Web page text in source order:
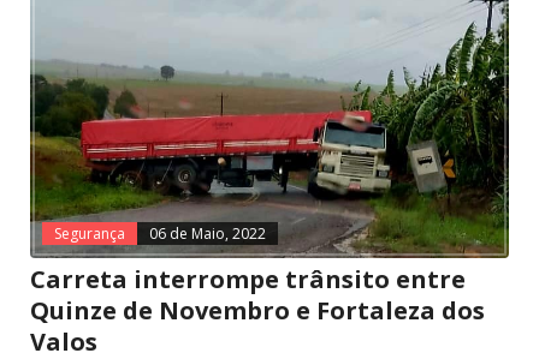
Segurança 06 de Maio, 2022
Carreta interrompe trânsito entre
Quinze de Novembro e Fortaleza dos
Valos